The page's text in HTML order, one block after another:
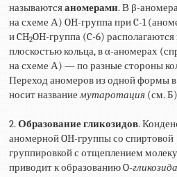
называютсяаномерами. В β-
на схеме А) OH-группа при C-1
и CH2OH-группа (C-6) располагаются
плоскостью кольца, в α-аномерах
на схеме А) — по разные стороны
Переход аномеров из одной формы
носит названиемутаротация (см.
2.Образование гликозидов.
аномерной OH-группы со спиртовой
группировкой с отщеплением
приводит к образованию O-гликозида